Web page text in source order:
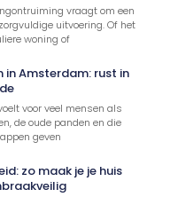
vraagt om een
uitvoering. Of het
woning of
in Amsterdam: rust in
voor veel mensen als
de oude panden en die
geven
zo maak je je huis